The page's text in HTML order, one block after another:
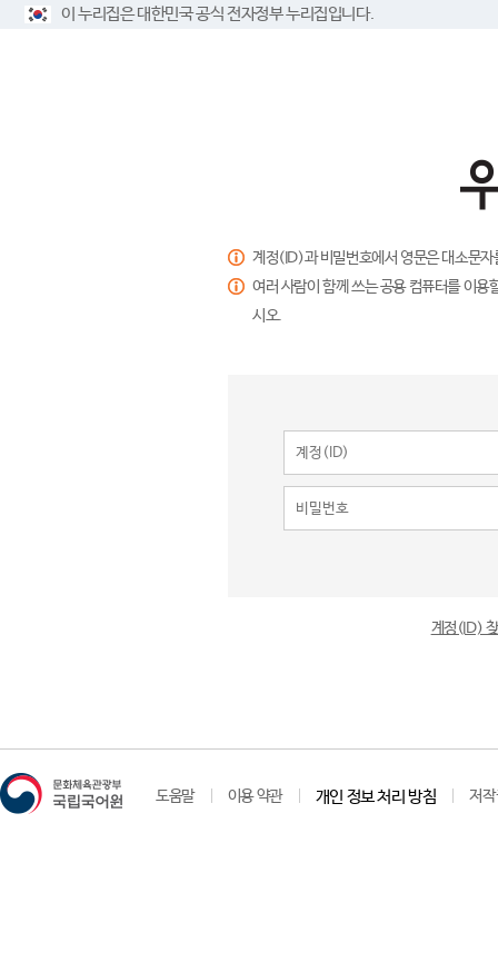
이 누리집은 대한민국 공식 전자정부 누리집입니다.
계정(ID)과 비밀번호에서 영문은 대소문
여러 사람이 함께 쓰는 공용 컴퓨터를 이
시오.
계정(ID)
도움말 이용 약관 개인 정보 처리 방침 저